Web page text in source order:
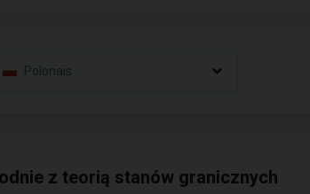
Polonais
z teorią stanów granicznych